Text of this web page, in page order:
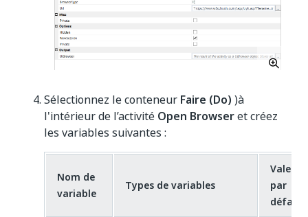
Sélectionnez le conteneur Faire (Do) )à
l'intérieur de l’activité Open Browseret créez
les variables suivantes :
Nom de
variable
Types de variables
Valeur
par
défaut